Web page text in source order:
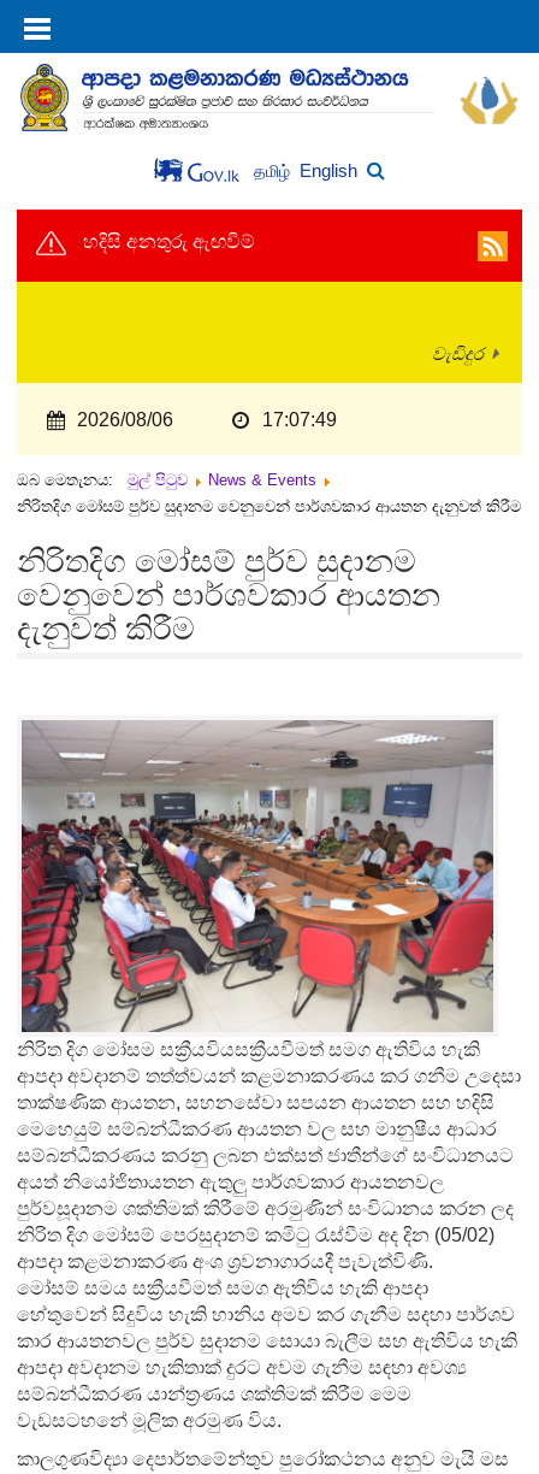
தமிழ் English
හදිසි අනතුරු ඇඟවීම්
වැඩිදුර
2026/08/06 17:07:50
ඔබ මෙතැනය: මුල් පිටුව
News & Events
නිරිතදිග මෝසම් පුර්ව සුදානම වෙනුවෙන් පාර්ශවකාර ආයතන දැනුවත් කිරීම
නිරිතදිග මෝසම් පුර්ව සුදානම
වෙනුවෙන් පාර්ශවකාර ආයතන
දැනුවත් කිරීම
නිරිත දිග මෝසම සක්‍රීයවියසක්‍රීයවීමත් සමග ඇතිවිය හැකි
ආපදා අවදානම් තත්ත්වයන් කළමනාකරණය කර ගනීම උදෙසා
තාක්ෂණික ආයතන, සහනසේවා සපයන ආයතන සහ හදිසි
මෙහෙයුම් සම්බන්ධීකරණ ආයතන වල සහ මානුෂීය ආධාර
සම්බන්ධීකරණය කරනු ලබන එක්සත් ජාතීන්ගේ සංවිධානයට
අයත් නියෝජිතායතන ඇතුලු පාර්ශවකාර ආයතනවල
පුර්වසූදානම ශක්තිමක් කිරීමේ අරමුණින් සංවිධානය කරන ලද
නිරිත දිග මෝසම් පෙරසුදානම් කමිටු රැස්වීම අද දින (05/02)
ආපදා කළමනාකරණ අංශ ශ්‍රවනාගාරයදී පැවැත්විණි.
මෝසම් සමය සක්‍රීයවීමත් සමග ඇතිවිය හැකි ආපදා
හේතුවෙන් සිදුවිය හැකි හානිය අමව කර ගැනීම සදහා පාර්ශව
කාර ආයතනවල පුර්ව සුදානම සොයා බැලීම සහ ඇතිවිය හැකි
ආපදා අවදානම හැකිතාක් දුරට අවම ගැනීම සඳහා අවශ්‍ය
සම්බන්ධීකරණ යාන්ත්‍රණය ශක්තිමක් කිරීම මෙම
වැඩසටහ‍නේ මූලික අරමුණ විය.
කාලගුණවිද්‍යා දෙපාර්තමේන්තුව පුරෝකථනය අනුව මැයි මස